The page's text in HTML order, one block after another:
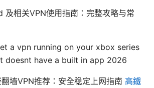
相关VPN使用指南：完整攻略与常
a vpn running on your xbox series
doesnt have a built in app 2026
墙VPN推荐：安全稳定上网指南 高鐵